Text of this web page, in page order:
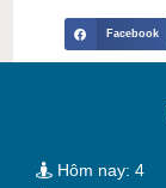
Facebook
Hôm nay: 4